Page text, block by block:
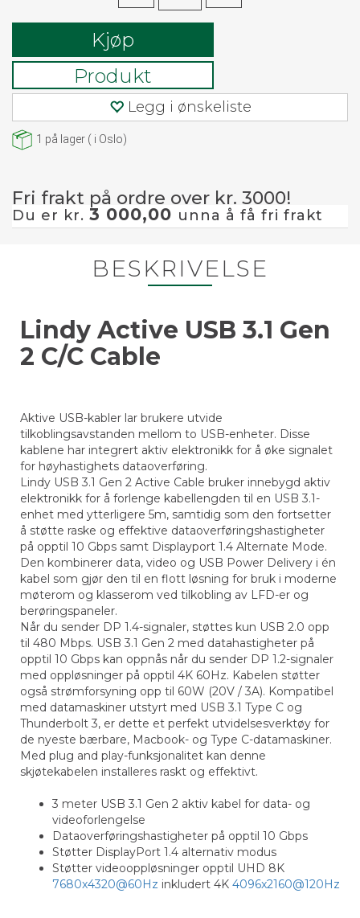
Kjøp
Produkt
Legg i ønskeliste
1 på lager ( i Oslo)
Fri frakt på ordre over kr. 3000!
Du er kr. 3 000,00 unna å få fri frakt
BESKRIVELSE
Lindy Active USB 3.1 Gen
2 C/C Cable
Aktive USB-kabler lar brukere utvide
tilkoblingsavstanden mellom to USB-enheter. Disse
kablene har integrert aktiv elektronikk for å øke signalet
for høyhastighets dataoverføring.
Lindy USB 3.1 Gen 2 Active Cable bruker innebygd aktiv
elektronikk for å forlenge kabellengden til en USB 3.1-
enhet med ytterligere 5m, samtidig som den fortsetter
å støtte raske og effektive dataoverføringshastigheter
på opptil 10 Gbps samt Displayport 1.4 Alternate Mode.
Den kombinerer data, video og USB Power Delivery i én
kabel som gjør den til en flott løsning for bruk i moderne
møterom og klasserom ved tilkobling av LFD-er og
berøringspaneler.
Når du sender DP 1.4-signaler, støttes kun USB 2.0 opp
til 480 Mbps. USB 3.1 Gen 2 med datahastigheter på
opptil 10 Gbps kan oppnås når du sender DP 1.2-signaler
med oppløsninger på opptil 4K 60Hz. Kabelen støtter
også strømforsyning opp til 60W (20V / 3A). Kompatibel
med datamaskiner utstyrt med USB 3.1 Type C og
Thunderbolt 3, er dette et perfekt utvidelsesverktøy for
de nyeste bærbare, Macbook- og Type C-datamaskiner.
Med plug and play-funksjonalitet kan denne
skjøtekabelen installeres raskt og effektivt.
3 meter USB 3.1 Gen 2 aktiv kabel for data- og
videoforlengelse
Dataoverføringshastigheter på opptil 10 Gbps
Støtter DisplayPort 1.4 alternativ modus
Støtter videooppløsninger opptil UHD 8K
7680x4320@60Hz inkludert 4K 4096x2160@120Hz